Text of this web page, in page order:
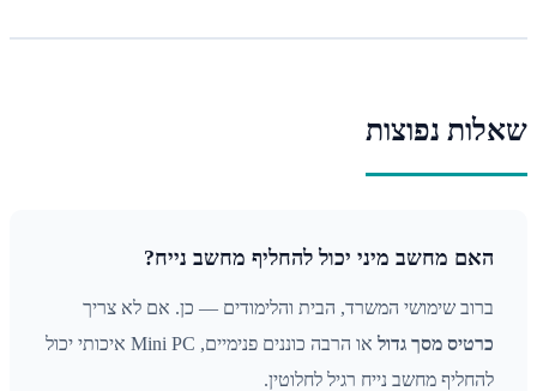
נפוצות
האם מחשב מיני יכול להחליף מחשב נייח?
ברוב שימושי המשרד, הבית והלימודים — כן. אם לא צריך
כרטיס מסך גדול
או הרבה כוננים פנימיים, Mini PC איכותי יכול
להחליף מחשב נייח רגיל לחלוטין.